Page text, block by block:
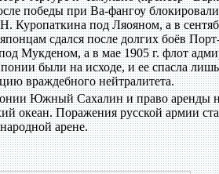
победы при Ва-фангоу
Куропаткина под Ляояном, а в
сдался после долгих боёв
Мукденом, а в мае 1905 г. флот
были на исходе, и ее спасла лишь
враждебного нейтралитета.
Южный Сахалин и право аренды
океан. Поражения русской армии
арене.